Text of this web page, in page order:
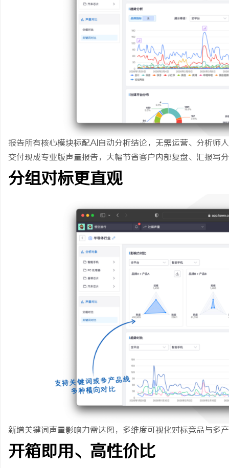
报告所有核心模块标配AI自动分析结论，无需运营、分析师
交付现成专业版声量报告，大幅节省客户内部复盘、汇报写
分组对标更直观
新增关键词声量影响力雷达图，多维度可视化对标竞品与多
开箱即用、高性价比